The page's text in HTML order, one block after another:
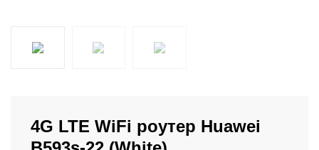
4G LTE WiFi роутер Huawei